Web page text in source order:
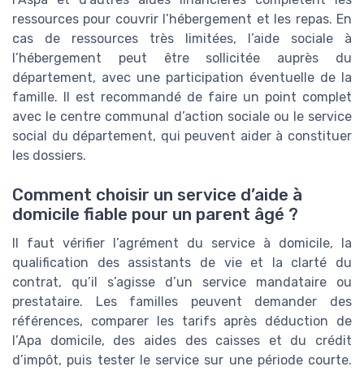
ressources pour couvrir l’hébergement et les repas. En
cas de ressources très limitées, l’aide sociale à
l’hébergement peut être sollicitée auprès du
département, avec une participation éventuelle de la
famille. Il est recommandé de faire un point complet
avec le centre communal d’action sociale ou le service
social du département, qui peuvent aider à constituer
les dossiers.
Comment choisir un service d’aide à
domicile fiable pour un parent âgé ?
Il faut vérifier l’agrément du service à domicile, la
qualification des assistants de vie et la clarté du
contrat, qu’il s’agisse d’un service mandataire ou
prestataire. Les familles peuvent demander des
références, comparer les tarifs après déduction de
l’Apa domicile, des aides des caisses et du crédit
d’impôt, puis tester le service sur une période courte.